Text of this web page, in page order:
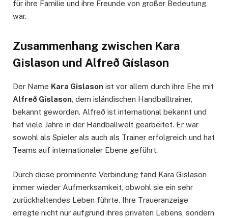
für ihre Familie und ihre Freunde von großer Bedeutung
war.
Zusammenhang zwischen Kara
Gislason und Alfreð Gíslason
Der Name Kara Gislason ist vor allem durch ihre Ehe mit
Alfreð Gíslason , dem isländischen Handballtrainer,
bekannt geworden. Alfreð ist international bekannt und
hat viele Jahre in der Handballwelt gearbeitet. Er war
sowohl als Spieler als auch als Trainer erfolgreich und hat
Teams auf internationaler Ebene geführt.
Durch diese prominente Verbindung fand Kara Gislason
immer wieder Aufmerksamkeit, obwohl sie ein sehr
zurückhaltendes Leben führte. Ihre Traueranzeige
erregte nicht nur aufgrund ihres privaten Lebens, sondern